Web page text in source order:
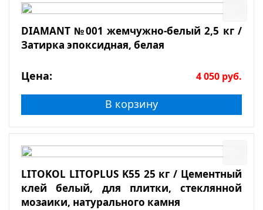
DIAMANT №001 жемчужно-белый 2,5 кг /
Затирка эпоксидная, белая
Цена: 4 050 руб.
В корзину
LITOKOL LITOPLUS K55 25 кг / Цементный
клей белый, для плитки, стеклянной
мозаики, натурального камня